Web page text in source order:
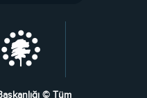
© Tüm